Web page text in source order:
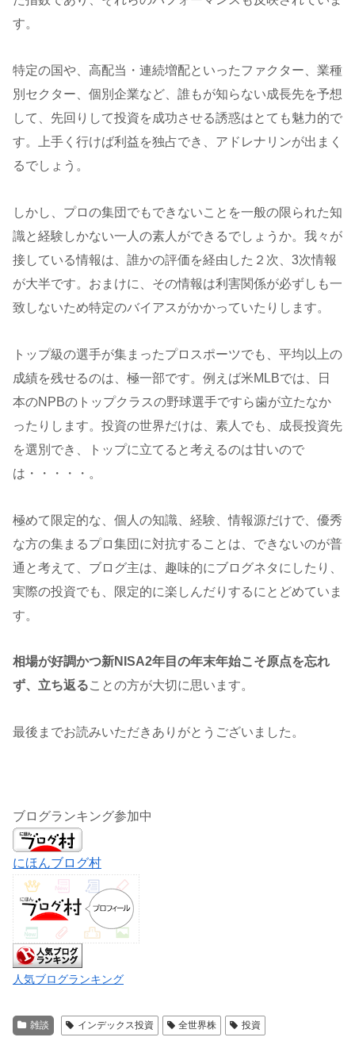
す。
特定の国や、高配当・連続増配といったファクター、業種
別セクター、個別企業など、誰もが知らない成長先を予想
して、先回りして投資を成功させる誘惑はとても魅力的で
す。上手く行けば利益を独占でき、アドレナリンが出まく
るでしょう。
しかし、プロの集団でもできないことを一般の限られた知
識と経験しかない一人の素人ができるでしょうか。我々が
接している情報は、誰かの評価を経由した２次、3次情報
が大半です。おまけに、その情報は利害関係が必ずしも一
致しないため特定のバイアスがかかっていたりします。
トップ級の選手が集まったプロスポーツでも、平均以上の
成績を残せるのは、極一部です。例えば米MLBでは、日
本のNPBのトップクラスの野球選手ですら歯が立たなか
ったりします。投資の世界だけは、素人でも、成長投資先
を選別でき、トップに立てると考えるのは甘いので
は・・・・・。
極めて限定的な、個人の知識、経験、情報源だけで、優秀
な方の集まるプロ集団に対抗することは、できないのが普
通と考えて、ブログ主は、趣味的にブログネタにしたり、
実際の投資でも、限定的に楽しんだりするにとどめていま
す。
相場が好調かつ新NISA2年目の年末年始こそ原点を忘れ
ず、立ち返ることの方が大切に思います。
最後までお読みいただきありがとうございました。
ブログランキング参加中
にほんブログ村
人気ブログランキング
雑談 インデックス投資 全世界株 投資